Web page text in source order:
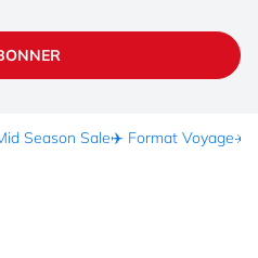
Season Sale✈️ Format Voyage☀️